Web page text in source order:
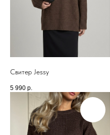
Свитер Jessy
5 990 р.